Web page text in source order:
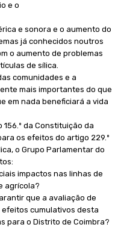
e o
e sonora e o aumento do
já conhecidos noutros
o aumento de problemas
de sílica.
comunidades e a
mais importantes do que
em nada beneficiará a vida
da Constituição da
os efeitos do artigo 229.º
o Grupo Parlamentar do
impactos nas linhas de
agrícola?
que a avaliação de
cumulativos desta
para o Distrito de Coimbra?